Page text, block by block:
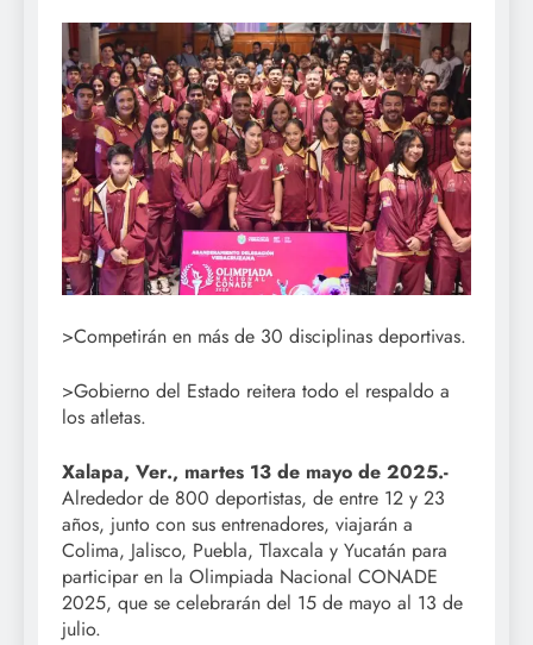
>Competirán en más de 30 disciplinas deportivas.
>Gobierno del Estado reitera todo el respaldo a
los atletas.
Xalapa, Ver., martes 13 de mayo de 2025.-
Alrededor de 800 deportistas, de entre 12 y 23
años, junto con sus entrenadores, viajarán a
Colima, Jalisco, Puebla, Tlaxcala y Yucatán para
participar en la Olimpiada Nacional CONADE
2025, que se celebrarán del 15 de mayo al 13 de
julio.